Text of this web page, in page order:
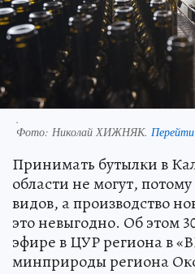
.
Фото: Николай ХИЖНЯК.
Принимать бутылки в
области не могут,
видов, а производство
это невыгодно. Об этом
эфире в ЦУР региона в
минприроды региона